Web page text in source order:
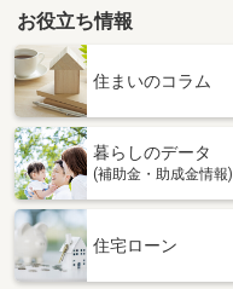
お役立ち情報
住まいのコラム
暮らしのデータ
(補助金・助成金情報)
住宅ローン